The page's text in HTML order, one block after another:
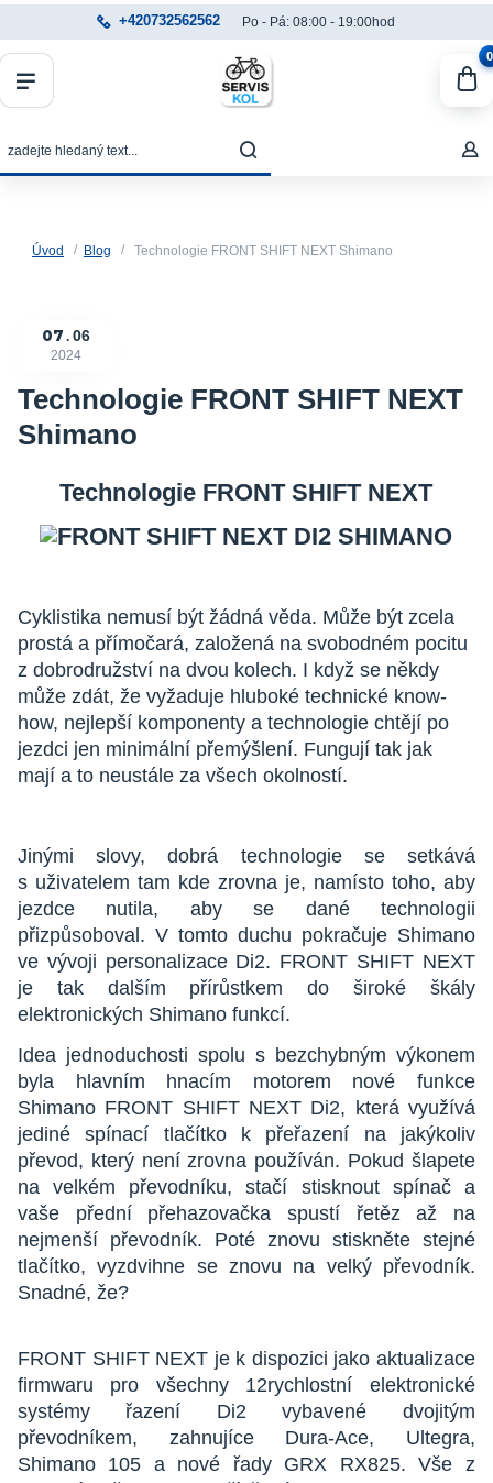
+420732562562 Po - Pá: 08:00 - 19:00hod
0
Úvod Blog Technologie FRONT SHIFT NEXT Shimano
07 06
2024
Technologie FRONT SHIFT NEXT
Shimano
Technologie FRONT SHIFT NEXT
Cyklistika nemusí být žádná věda. Může být zcela
prostá a přímočará, založená na svobodném pocitu
z dobrodružství na dvou kolech. I když se někdy
může zdát, že vyžaduje hluboké technické know-
how, nejlepší komponenty a technologie chtějí po
jezdci jen minimální přemýšlení. Fungují tak jak
mají a to neustále za všech okolností.
Jinými slovy, dobrá technologie se setkává
s uživatelem tam kde zrovna je, namísto toho, aby
jezdce nutila, aby se dané technologii
přizpůsoboval. V tomto duchu pokračuje Shimano
ve vývoji personalizace Di2. FRONT SHIFT NEXT
je tak dalším přírůstkem do široké škály
elektronických Shimano funkcí.
Idea jednoduchosti spolu s bezchybným výkonem
byla hlavním hnacím motorem nové funkce
Shimano FRONT SHIFT NEXT Di2, která využívá
jediné spínací tlačítko k přeřazení na jakýkoliv
převod, který není zrovna používán. Pokud šlapete
na velkém převodníku, stačí stisknout spínač a
vaše přední přehazovačka spustí řetěz až na
nejmenší převodník. Poté znovu stiskněte stejné
tlačítko, vyzdvihne se znovu na velký převodník.
Snadné, že?
FRONT SHIFT NEXT je k dispozici jako aktualizace
firmwaru pro všechny 12rychlostní elektronické
systémy řazení Di2 vybavené dvojitým
převodníkem, zahnujíce Dura-Ace, Ultegra,
Shimano 105 a nové řady GRX RX825. Vše z